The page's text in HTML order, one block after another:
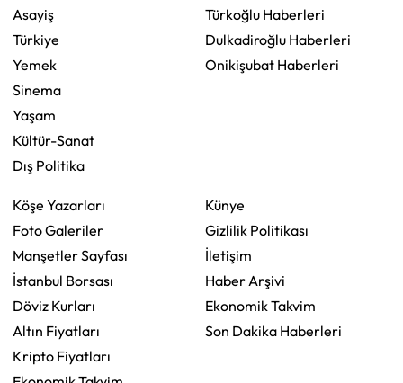
Asayiş
Türkiye
Yemek
Sinema
Yaşam
Kültür-Sanat
Dış Politika
Türkoğlu Haberleri
Dulkadiroğlu Haberleri
Onikişubat Haberleri
Köşe Yazarları
Foto Galeriler
Manşetler Sayfası
İstanbul Borsası
Döviz Kurları
Altın Fiyatları
Kripto Fiyatları
Künye
Gizlilik Politikası
İletişim
Haber Arşivi
Ekonomik Takvim
Son Dakika Haberleri